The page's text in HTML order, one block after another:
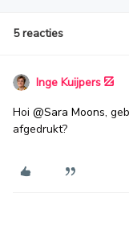
5 reacties
Inge Kuijpers
Hoi @Sara Moons,
afgedrukt?